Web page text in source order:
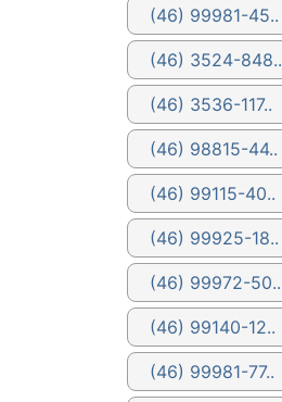
(46) 99981-45..
(46) 3524-848..
(46) 3536-117..
(46) 98815-44..
(46) 99115-40..
(46) 99925-18..
(46) 99972-50..
(46) 99140-12..
(46) 99981-77..